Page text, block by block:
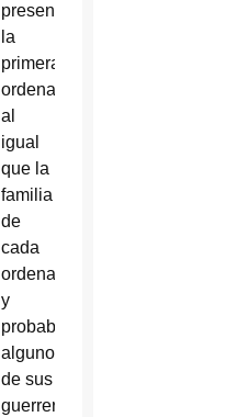
presenciarán
la
primera
ordenación,
al
igual
que la
familia
de
cada
ordenando
y
probablemente
algunos
de sus
guerreros